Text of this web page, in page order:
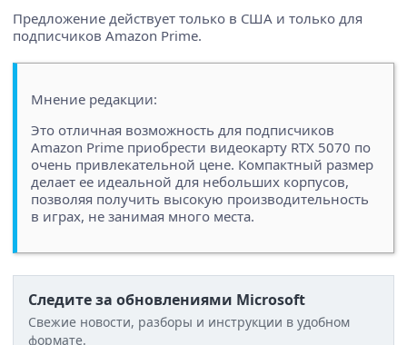
Предложение действует только в США и только для
подписчиков Amazon Prime.
Мнение редакции:
Это отличная возможность для подписчиков
Amazon Prime приобрести видеокарту RTX 5070 по
очень привлекательной цене. Компактный размер
делает ее идеальной для небольших корпусов,
позволяя получить высокую производительность
в играх, не занимая много места.
Следите за обновлениями Microsoft
Свежие новости, разборы и инструкции в удобном
формате.